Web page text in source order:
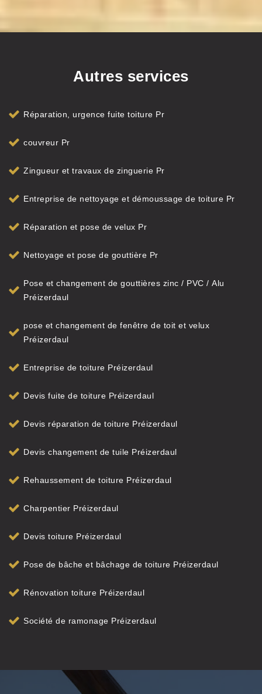
Autres services
Réparation, urgence fuite toiture Pr
couvreur Pr
Zingueur et travaux de zinguerie Pr
Entreprise de nettoyage et démoussage de toiture Pr
Réparation et pose de velux Pr
Nettoyage et pose de gouttière Pr
Pose et changement de gouttières zinc / PVC / Alu
Préizerdaul
pose et changement de fenêtre de toit et velux
Préizerdaul
Entreprise de toiture Préizerdaul
Devis fuite de toiture Préizerdaul
Devis réparation de toiture Préizerdaul
Devis changement de tuile Préizerdaul
Rehaussement de toiture Préizerdaul
Charpentier Préizerdaul
Devis toiture Préizerdaul
Pose de bâche et bâchage de toiture Préizerdaul
Rénovation toiture Préizerdaul
Société de ramonage Préizerdaul